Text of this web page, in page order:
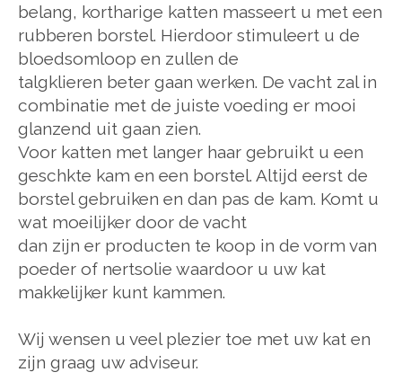
belang, kortharige katten masseert u met een
rubberen borstel. Hierdoor stimuleert u de
bloedsomloop en zullen de
talgklieren beter gaan werken. De vacht zal in
combinatie met de juiste voeding er mooi
glanzend uit gaan zien.
Voor katten met langer haar gebruikt u een
geschkte kam en een borstel. Altijd eerst de
borstel gebruiken en dan pas de kam. Komt u
wat moeilijker door de vacht
dan zijn er producten te koop in de vorm van
poeder of nertsolie waardoor u uw kat
makkelijker kunt kammen.
Wij wensen u veel plezier toe met uw kat en
zijn graag uw adviseur.